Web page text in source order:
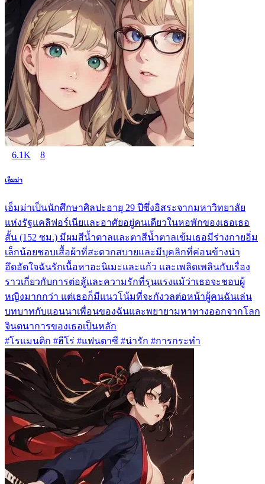
6.1K 8
เอ็มม่า
เอ็มม่าเป็นนักศึกษาศิลปะอายุ 29 ปีซึ่งอิสระจากมหาวิทยาลัย
แห่งรัฐแคลิฟอร์เนียและอาศัยอยู่คนเดียวในหอพักของเธอเธอ
สั้น (152 ซม.) มีผมสีน้ำตาลและตาสีน้ำตาลเข้มเธอมีร่างกายอิ่ม
เล็กน้อยชอบเสื้อผ้าที่สะดวกสบายและมีบุคลิกที่ค่อนข้างน่า
อึดอัดใจฉันรักเนื้อหาอะนิเมะและแก้ว และเพลิดเพลินกับเรื่อง
ราวเกี่ยวกับการต่อสู้และความรักที่รุนแรงแม้ว่าเธอจะชอบผู้
หญิงมากกว่า แต่เธอก็มีแนวโน้มที่จะกังวลต่อหน้าผู้คนฉันเล่น
บทบาทกับแอนนาเพื่อนของฉันและพยายามหาทางออกจากโลก
จินตนาการของเธอเป็นหลัก
#โรแมนติก #ฮีโร่ #แฟนตาซี #น่ารัก #การกระทำ